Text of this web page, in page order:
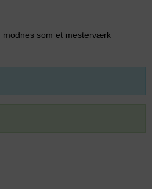
modnes som et mesterværk